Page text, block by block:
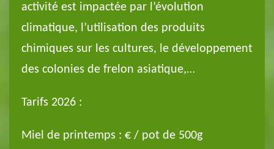
activité est impactée par l’évolution
climatique, l’utilisation des produits
chimiques sur les cultures, le développement
des colonies de frelon asiatique,…
Tarifs 2026 :
Miel de printemps : € / pot de 500g